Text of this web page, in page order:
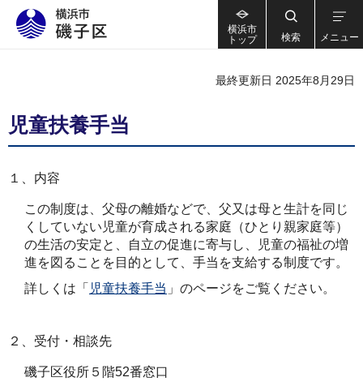
横浜市
トップ
検索 メニュー
最終更新日 2025年8月29日
児童扶養手当
１、内容
この制度は、父母の離婚などで、父又は母と生計を同じ
くしていない児童が育成される家庭（ひとり親家庭等）
の生活の安定と、自立の促進に寄与し、児童の福祉の増
進を図ることを目的として、手当を支給する制度です。
詳しくは「 児童扶養手当 」のページをご覧ください。
２、受付・相談先
磯子区役所５階52番窓口